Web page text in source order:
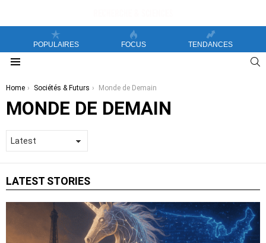
POPULAIRES FOCUS TENDANCES
You are here:
Home Sociétés & Futurs Monde de Demain
MONDE DE DEMAIN
LATEST STORIES